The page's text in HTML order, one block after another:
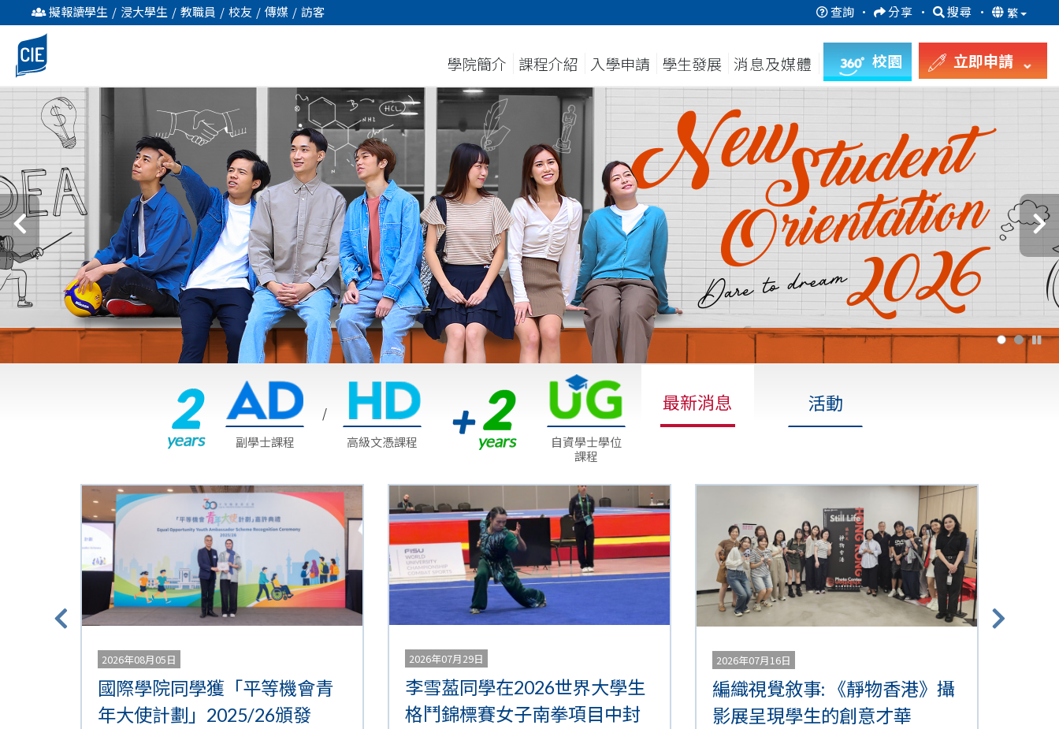
主
頁
-
國
際
學
院
-
香
港
浸
擬報讀學生 / 浸大學生 / 教職員 / 校友 / 傳媒 / 訪客 查詢 · 分享 · 搜尋 · 繁
學院簡介 課程介紹 入學申請 學生發展 消息及媒體 校園 立即申請
副學士課程
/
高級文憑課程
自資學士學位
課程
最新消息 活動
最
新
消
息
2026年08月05日
國際學院同學獲「平等機會青
年大使計劃」2025/26頒發
2026年07月29日
李雪萾同學在2026世界大學生
格鬥錦標賽女子南拳項目中封
2026年07月16日
編織視覺敘事: 《靜物香港》攝
影展呈現學生的創意才華